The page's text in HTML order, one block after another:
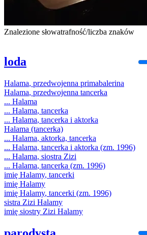
Znalezione słowatrafność/liczba znaków
loda
Halama, przedwojenna primabalerina
Halama, przedwojenna tancerka
... Halama
... Halama, tancerka
... Halama, tancerka i aktorka
Halama (tancerka)
... Halama, aktorka, tancerka
... Halama, tancerka i aktorka (zm. 1996)
... Halama, siostra Zizi
... Halama, tancerka (zm. 1996)
imię Halamy, tancerki
imię Halamy
imię Halamy, tancerki (zm. 1996)
sistra Zizi Halamy
imię siostry Zizi Halamy